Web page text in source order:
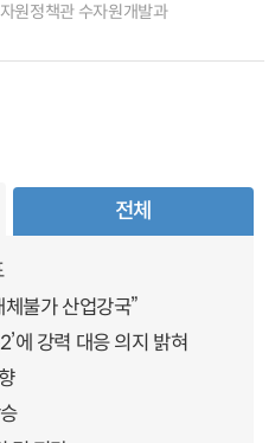
원정책관 수자원개발과
전체
불가 산업강국”
에 강력 대응 의지 밝혀